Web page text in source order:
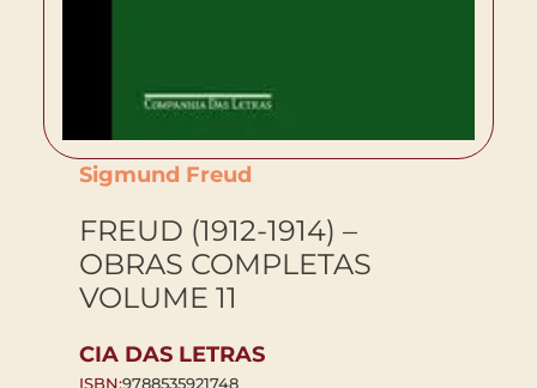
Sigmund Freud
FREUD (1912-1914) –
OBRAS COMPLETAS
VOLUME 11
CIA DAS LETRAS
ISBN:9788535921748